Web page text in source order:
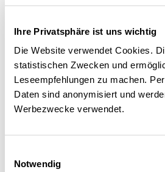
Ihre Privatsphäre ist uns wichtig
Die Website verwendet Cookies.
statistischen Zwecken und
Leseempfehlungen zu machen.
Daten sind anonymisiert und
Werbezwecke verwendet.
Notwendig
vor Lohndumping
Auch bei der
Schwarzarbeit hat
Schweizer Ansatz